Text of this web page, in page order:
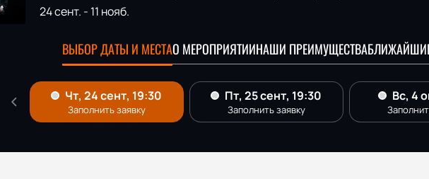
24 сент. - 11 нояб.
ВЫБОР ДАТЫ И МЕСТАО МЕРОПРИЯТИИНАШИ ПРЕИМУЩЕСТВА